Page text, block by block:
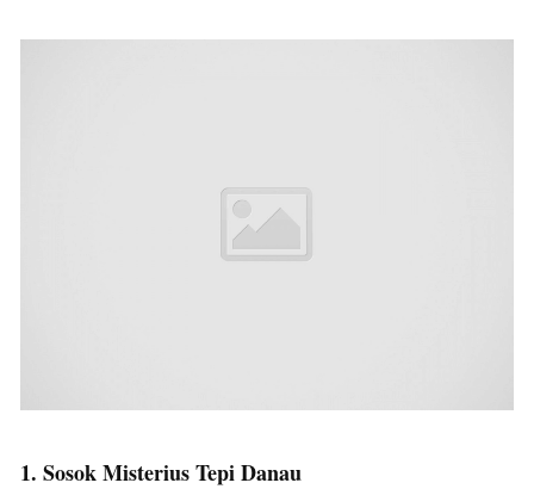
1. Sosok Misterius Tepi Danau